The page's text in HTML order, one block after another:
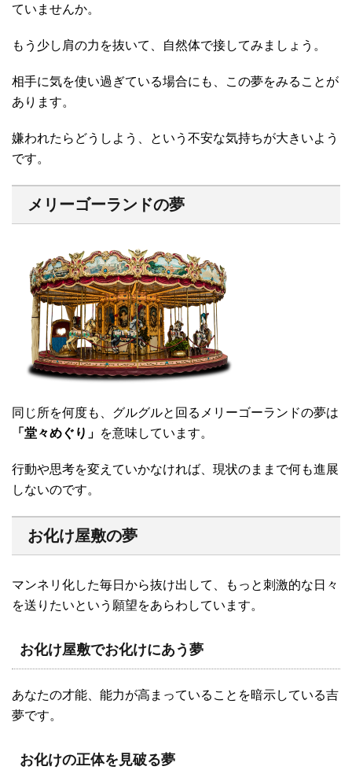
ていませんか。
もう少し肩の力を抜いて、自然体で接してみましょう。
相手に気を使い過ぎている場合にも、この夢をみることが
あります。
嫌われたらどうしよう、という不安な気持ちが大きいよう
です。
メリーゴーランドの夢
同じ所を何度も、グルグルと回るメリーゴーランドの夢は
「堂々めぐり」 を意味しています。
行動や思考を変えていかなければ、現状のままで何も進展
しないのです。
お化け屋敷の夢
マンネリ化した毎日から抜け出して、もっと刺激的な日々
を送りたいという願望をあらわしています。
お化け屋敷でお化けにあう夢
あなたの才能、能力が高まっていることを暗示している吉
夢です。
お化けの正体を見破る夢